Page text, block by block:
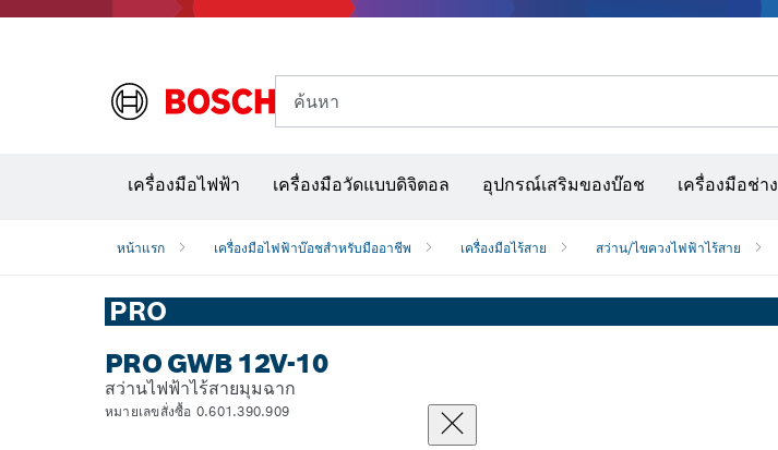
ค้นหา
เครื่องมือไฟฟ้า เครื่องมือวัดแบบดิจิตอล อุปกรณ์เสริมของบ๊อช เครื่องมือช่าง
หน้าแรก เครื่องมือไฟฟ้าบ๊อชสำหรับมืออาชีพ เครื่องมือไร้สาย สว่าน/ไขควงไฟฟ้าไร้สาย
PRO
PRO GWB 12V-10
สว่านไฟฟ้าไร้สายมุมฉาก
หมายเลขสั่งซื้อ 0.601.390.909